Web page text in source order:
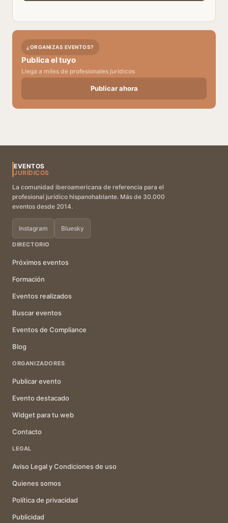
¿ORGANIZAS EVENTOS?
Publica el tuyo
Llega a miles de profesionales jurídicos
Publicar ahora
EVENTOS
JURÍDICOS
La comunidad iberoamericana de referencia para el
profesional jurídico hispanohablante. Más de 30.000
eventos desde 2014.
Instagram Bluesky
DIRECTORIO
Próximos eventos
Formación
Eventos realizados
Buscar eventos
Eventos de Compliance
Blog
ORGANIZADORES
Publicar evento
Evento destacado
Widget para tu web
Contacto
LEGAL
Aviso Legal y Condiciones de uso
Quienes somos
Política de privacidad
Publicidad